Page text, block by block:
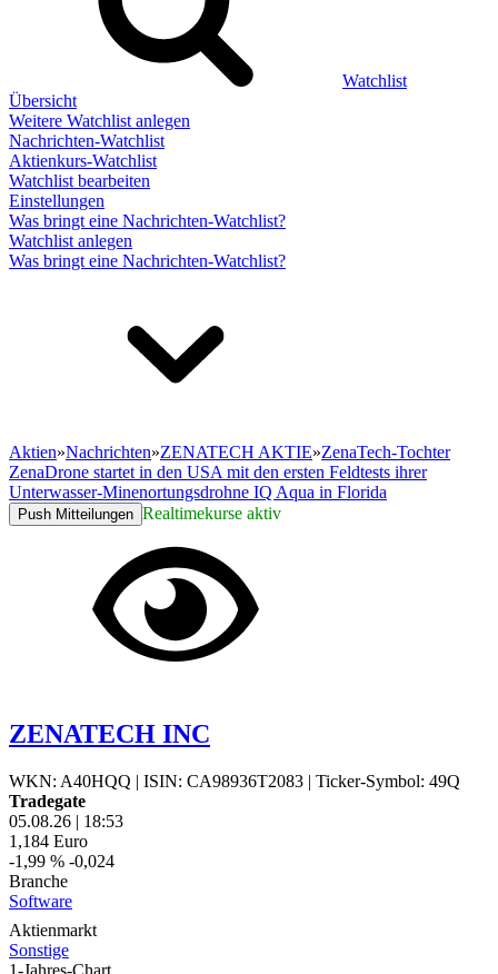
Watchlist
Übersicht
Weitere Watchlist anlegen
Nachrichten-Watchlist
Aktienkurs-Watchlist
Watchlist bearbeiten
Einstellungen
Was bringt eine Nachrichten-Watchlist?
Watchlist anlegen
Was bringt eine Nachrichten-Watchlist?
Aktien»Nachrichten»ZENATECH AKTIE»ZenaTech-Tochter
ZenaDrone startet in den USA mit den ersten Feldtests ihrer
Unterwasser-Minenortungsdrohne IQ Aqua in Florida
Push Mitteilungen Realtimekurse aktiv
ZENATECH INC
WKN: A40HQQ | ISIN: CA98936T2083 | Ticker-Symbol: 49Q
Tradegate
05.08.26 | 18:53
1,184 Euro
-1,99 % -0,024
Branche
Software
Aktienmarkt
Sonstige
1-Jahres-Chart